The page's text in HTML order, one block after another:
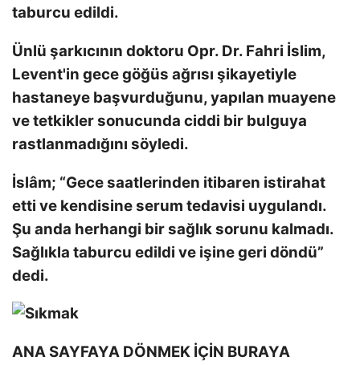
taburcu edildi.
Ünlü şarkıcının doktoru Opr. Dr. Fahri İslim,
Levent'in gece göğüs ağrısı şikayetiyle
hastaneye başvurduğunu, yapılan muayene
ve tetkikler sonucunda ciddi bir bulguya
rastlanmadığını söyledi.
İslâm; “Gece saatlerinden itibaren istirahat
etti ve kendisine serum tedavisi uygulandı.
Şu anda herhangi bir sağlık sorunu kalmadı.
Sağlıkla taburcu edildi ve işine geri döndü”
dedi.
ANA SAYFAYA DÖNMEK İÇİN BURAYA